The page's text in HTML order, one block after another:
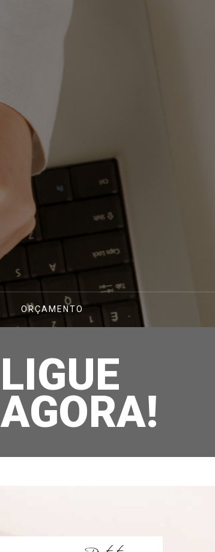
ORÇAMENTO
LIGUE
AGORA!